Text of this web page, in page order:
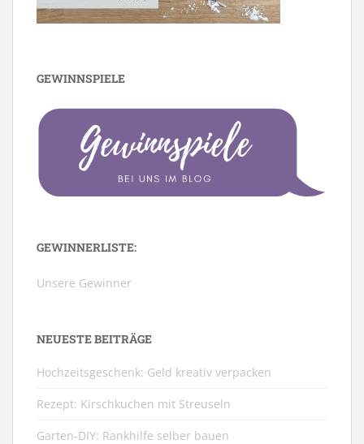
GEWINNSPIELE
GEWINNERLISTE:
Unsere Gewinner
NEUESTE BEITRÄGE
Hochzeitsgeschenk: Geld kreativ verpacken
Rezept: Kirschkuchen mit Streuseln
Garten-DIY: Rankhilfe selber bauen